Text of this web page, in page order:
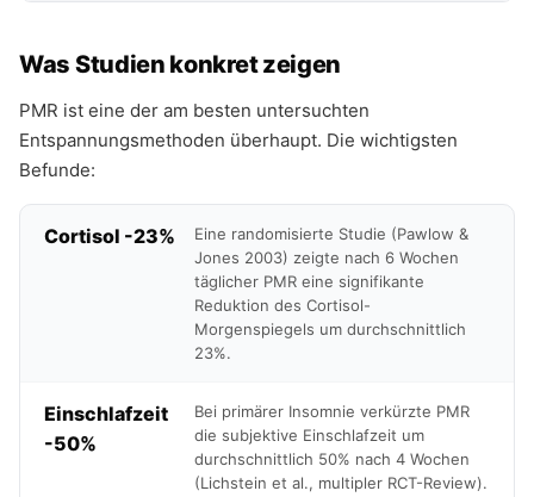
Was Studien konkret zeigen
PMR ist eine der am besten untersuchten
Entspannungsmethoden überhaupt. Die wichtigsten
Befunde:
Cortisol -23%
Eine randomisierte Studie (Pawlow &
Jones 2003) zeigte nach 6 Wochen
täglicher PMR eine signifikante
Reduktion des Cortisol-
Morgenspiegels um durchschnittlich
23%.
Einschlafzeit
-50%
Bei primärer Insomnie verkürzte PMR
die subjektive Einschlafzeit um
durchschnittlich 50% nach 4 Wochen
(Lichstein et al., multipler RCT-Review).